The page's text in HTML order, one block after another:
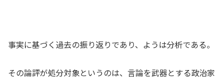
事実に基づく過去の振り返りであり、ようは分析である。
その論評が処分対象というのは、言論を武器とする政治家